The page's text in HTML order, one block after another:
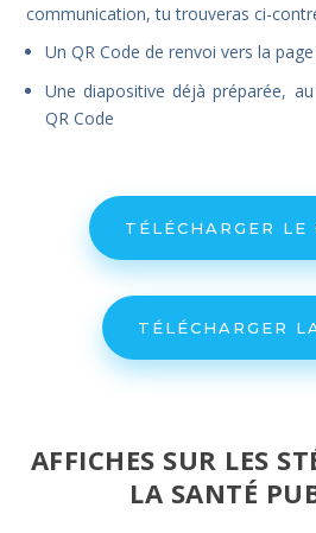
communication, tu trouveras ci-
Un QR Code de renvoi vers la
Une diapositive déjà préparée,
QR Code
TÉLÉCHARGER LE
TÉLÉCHARGER
AFFICHES SUR LES
LA SANTÉ